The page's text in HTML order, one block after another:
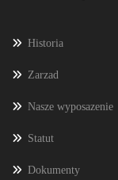
Historia
Zarzad
Nasze wyposazenie
Statut
Dokumenty